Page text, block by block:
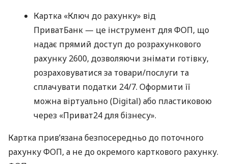
Картка «Ключ до рахунку» від
ПриватБанк — це інструмент для ФОП, що
надає прямий доступ до розрахункового
рахунку 2600, дозволяючи знімати готівку,
розраховуватися за товари/послуги та
сплачувати податки 24/7. Оформити її
можна віртуально (Digital) або пластиковою
через «Приват24 для бізнесу».
Картка прив’язана безпосередньо до поточного
рахунку ФОП, а не до окремого карткового рахунку.